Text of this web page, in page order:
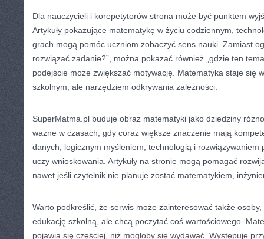
Dla nauczycieli i korepetytorów strona może być punktem
Artykuły pokazujące matematykę w życiu codziennym,
grach mogą pomóc uczniom zobaczyć sens nauki. Zamiast
rozwiązać zadanie?”, można pokazać również „gdzie ten
podejście może zwiększać motywację. Matematyka staje się
szkolnym, ale narzędziem odkrywania zależności.
SuperMatma.pl buduje obraz matematyki jako dziedziny
ważne w czasach, gdy coraz większe znaczenie mają
danych, logicznym myśleniem, technologią i rozwiązywaniem
uczy wnioskowania. Artykuły na stronie mogą pomagać
nawet jeśli czytelnik nie planuje zostać matematykiem,
Warto podkreślić, że serwis może zainteresować także osoby,
edukację szkolną, ale chcą poczytać coś wartościowego.
pojawia się częściej, niż mogłoby się wydawać. Występuje